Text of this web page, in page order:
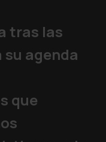
tras las
agenda
que